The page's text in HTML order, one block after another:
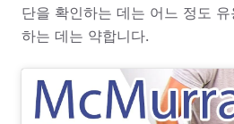
단을 확인하는 데는 어느 정도
하는 데는 약합니다.